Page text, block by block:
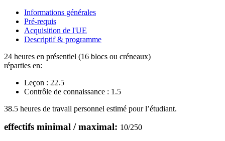
Informations générales
Pré-requis
Acquisition de l'UE
Descriptif & programme
24 heures en présentiel (16 blocs ou créneaux)
réparties en:
Leçon : 22.5
Contrôle de connaissance : 1.5
38.5 heures de travail personnel estimé pour l’étudiant.
effectifs minimal / maximal: 10/250